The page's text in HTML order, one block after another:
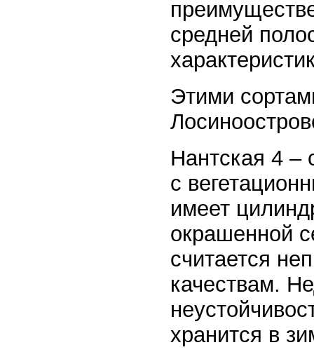
средней
Этими
Нантская 4 –
с
имеет
окрашенной
считается
качествам.
хранится в